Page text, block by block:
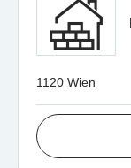
1120 Wien